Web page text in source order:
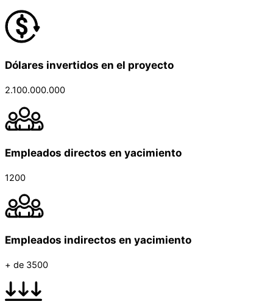
Dólares invertidos en el proyecto
2.100.000.000
Empleados directos en yacimiento
1200
Empleados indirectos en yacimiento
+ de 3500